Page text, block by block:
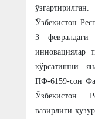
ўзгартирилган.
Ўзбекистон
3
инновациялар
кўрсатишни
ПФ-6159-сон
Ўзбекистон
вазирлиги